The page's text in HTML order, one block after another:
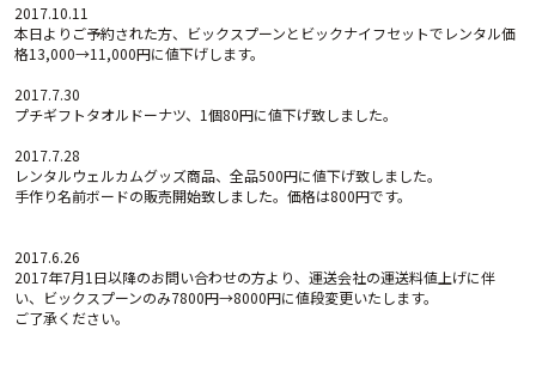
2017.10.11
本日よりご予約された方、ビックスプーンとビックナイフセットでレンタル価
格13,000→11,000円に値下げします。
2017.7.30
プチギフトタオルドーナツ、1個80円に値下げ致しました。
2017.7.28
レンタルウェルカムグッズ商品、全品500円に値下げ致しました。
手作り名前ボードの販売開始致しました。価格は800円です。
2017.6.26
2017年7月1日以降のお問い合わせの方より、運送会社の運送料値上げに伴
い、ビックスプーンのみ7800円→8000円に値段変更いたします。
ご了承ください。